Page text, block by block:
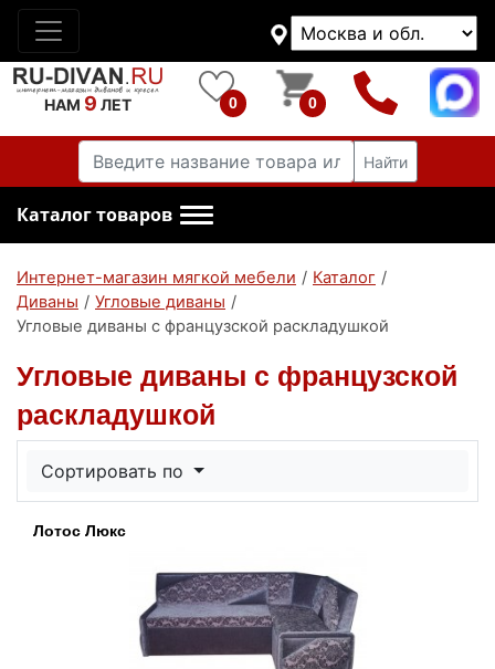
НАМ 9 ЛЕТ 0 0
Найти
Каталог товаров
Интернет-магазин мягкой мебели / Каталог /
Диваны / Угловые диваны /
Угловые диваны с французской раскладушкой
Угловые диваны с французской
раскладушкой
Сортировать по
Лотос Люкс